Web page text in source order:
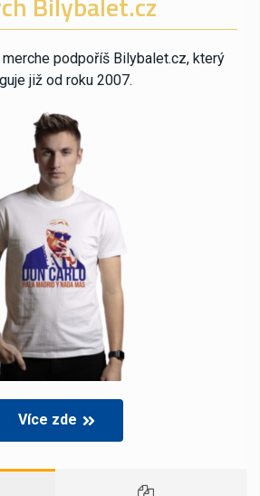
merche podpoříš Bilybalet.cz, který
již od roku 2007.
Více zde